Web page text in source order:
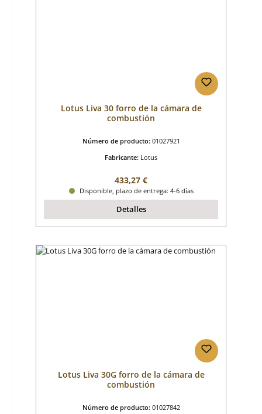
Lotus Liva 30 forro de la cámara de
combustión
Número de producto: 01027921
Fabricante: Lotus
Precio normal:
433,27 €
Disponible, plazo de entrega: 4-6 días
Detalles
Lotus Liva 30G forro de la cámara de
combustión
Número de producto: 01027842